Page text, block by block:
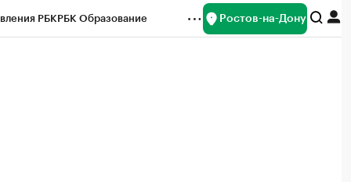
РБКРБК Образование Ростов-на-Дону